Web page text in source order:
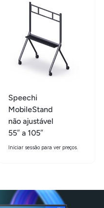
Speechi
MobileStand
não ajustável
55″ a 105″
Iniciar sessão para ver preços.